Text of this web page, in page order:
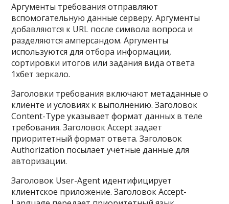
Аргументы требования отправляют
вспомогательную данные серверу. Аргументы
добавляются к URL после символа вопроса и
разделяются амперсандом. Аргументы
используются для отбора информации,
сортировки итогов или задания вида ответа
1хбет зеркало.
Заголовки требования включают метаданные о
клиенте и условиях к выполнению. Заголовок
Content-Type указывает формат данных в теле
требования. Заголовок Accept задает
приоритетный формат ответа. Заголовок
Authorization посылает учётные данные для
авторизации.
Заголовок User-Agent идентифицирует
клиентское приложение. Заголовок Accept-